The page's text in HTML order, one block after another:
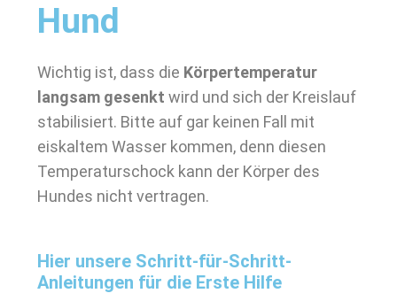
Hund
Wichtig ist, dass die Körpertemperatur
langsam gesenkt wird und sich der Kreislauf
stabilisiert. Bitte auf gar keinen Fall mit
eiskaltem Wasser kommen, denn diesen
Temperaturschock kann der Körper des
Hundes nicht vertragen.
Hier unsere Schritt-für-Schritt-
Anleitungen für die Erste Hilfe